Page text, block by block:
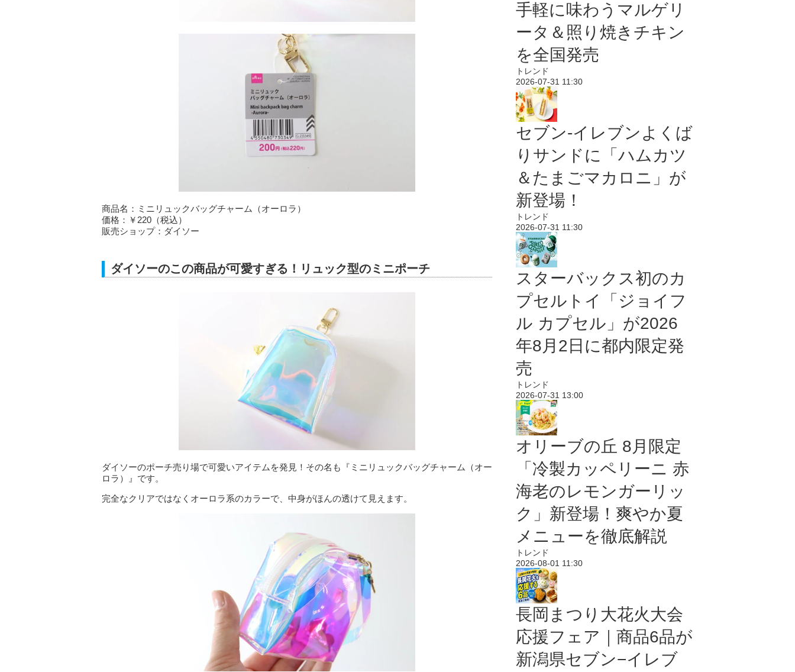
商品名：ミニリュックバッグチャーム（オーロラ）
価格：￥220（税込）
販売ショップ：ダイソー
ダイソーのこの商品が可愛すぎる！リュック型のミニポーチ
ダイソーのポーチ売り場で可愛いアイテムを発見！その名も『ミニリュックバッグチャーム（オー
ロラ）』です。
完全なクリアではなくオーロラ系のカラーで、中身がほんの透けて見えます。
手軽に味わうマルゲリ
ータ＆照り焼きチキン
を全国発売
トレンド
2026-07-31 11:30
セブン‐イレブンよくば
りサンドに「ハムカツ
＆たまごマカロニ」が
新登場！
トレンド
2026-07-31 11:30
スターバックス初のカ
プセルトイ「ジョイフ
ル カプセル」が2026
年8月2日に都内限定発
売
トレンド
2026-07-31 13:00
オリーブの丘 8月限定
「冷製カッペリーニ 赤
海老のレモンガーリッ
ク」新登場！爽やか夏
メニューを徹底解説
トレンド
2026-08-01 11:30
長岡まつり大花火大会
応援フェア｜商品6品が
新潟県セブン−イレブ